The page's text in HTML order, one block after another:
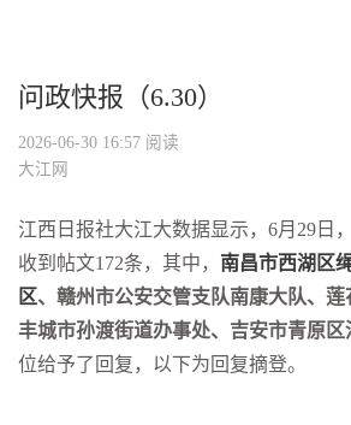
问政快报（6.30）
2026-06-30 16:57 阅读
大江网
江西日报社大江大数据显示， 6月 29 日
收到帖文172条，其中， 南昌市西湖区
区、赣州市公安交管支队南康大队、 莲
丰城市孙渡街道办事处、 吉安市青原区
位给予了回复 ， 以下为回复摘登。